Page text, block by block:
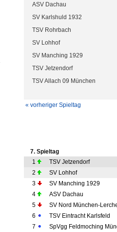
ASV Dachau
SV Karlshuld 1932
TSV Rohrbach
SV Lohhof
SV Manching 1929
TSV Jetzendorf
TSV Allach 09 München
« vorheriger Spieltag
7. Spieltag
1
TSV Jetzendorf
2
SV Lohhof
3
SV Manching 1929
4
ASV Dachau
5
SV Nord München-
6
TSV Eintracht Karlsfeld
7
SpVgg Feldmoching